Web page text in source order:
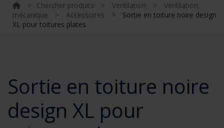
> Chercher produits > Ventilation >
Ventilation
mécanique
> Accessoires >
Sortie en toiture noire design
XL pour toitures plates
Sortie en toiture noire
design XL pour